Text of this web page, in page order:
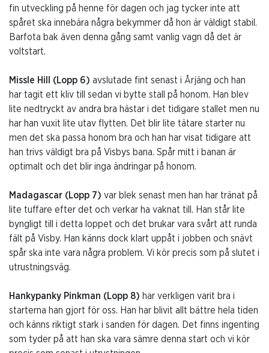
fin utveckling på henne för dagen och jag tycker inte att
spåret ska innebära några bekymmer då hon är väldigt stabil.
Barfota bak även denna gång samt vanlig vagn då det är
voltstart.
Missle Hill (Lopp 6) avslutade fint senast i Årjäng och han
har tagit ett kliv till sedan vi bytte stall på honom. Han blev
lite nedtryckt av andra bra hästar i det tidigare stallet men nu
har han vuxit lite utav flytten. Det blir lite tätare starter nu
men det ska passa honom bra och han har visat tidigare att
han trivs väldigt bra på Visbys bana. Spår mitt i banan är
optimalt och det blir inga ändringar på honom.
Madagascar (Lopp 7) var blek senast men han har tränat på
lite tuffare efter det och verkar ha vaknat till. Han står lite
byngligt till i detta loppet och det brukar vara svårt att runda
fält på Visby. Han känns dock klart uppåt i jobben och snävt
spår ska inte vara några problem. Vi kör precis som på slutet i
utrustningsväg.
Hankypanky Pinkman (Lopp 8) har verkligen varit bra i
starterna han gjort för oss. Han har blivit allt bättre hela tiden
och känns riktigt stark i sanden för dagen. Det finns ingenting
som tyder på att han ska vara sämre denna start och vi kör